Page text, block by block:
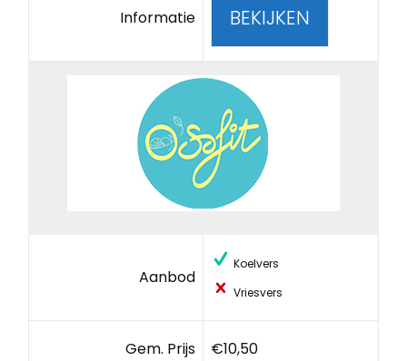
Informatie BEKIJKEN
Aanbod
Koelvers
Vriesvers
Gem. Prijs €10,50